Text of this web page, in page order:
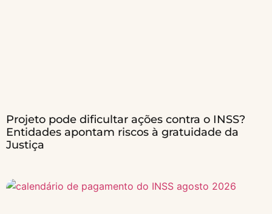
Projeto pode dificultar ações contra o INSS?
Entidades apontam riscos à gratuidade da
Justiça